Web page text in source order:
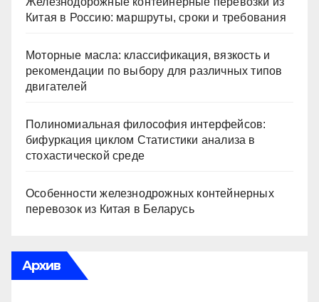
Китая в Россию: маршруты, сроки и требования
Моторные масла: классификация, вязкость и
рекомендации по выбору для различных типов
двигателей
Полиномиальная философия интерфейсов:
бифуркация циклом Статистики анализа в
стохастической среде
Особенности железнодрожных контейнерных
перевозок из Китая в Беларусь
Архив